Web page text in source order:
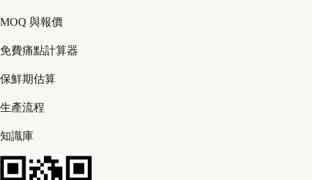
MOQ 與報價
免費痛點計算器
保鮮期估算
生產流程
知識庫